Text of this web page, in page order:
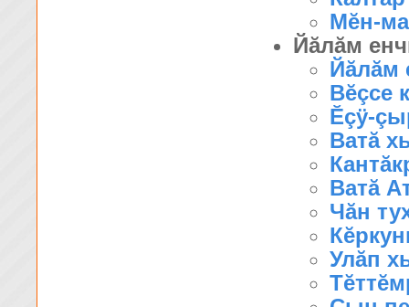
Мĕн-
Йăлăм
Йăлăм
Вĕçсе
Ĕçÿ-
Ватă
Ватă
Чăн
Улăп